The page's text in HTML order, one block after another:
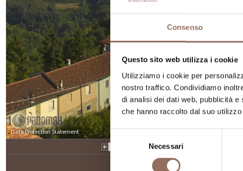
Consenso
Questo sito web utilizza i cookie
Utilizziamo i cookie per
nostro traffico. Condividiamo
di analisi dei dati web, pubblicità
che hanno raccolto dal suo
Selezione
Necessari